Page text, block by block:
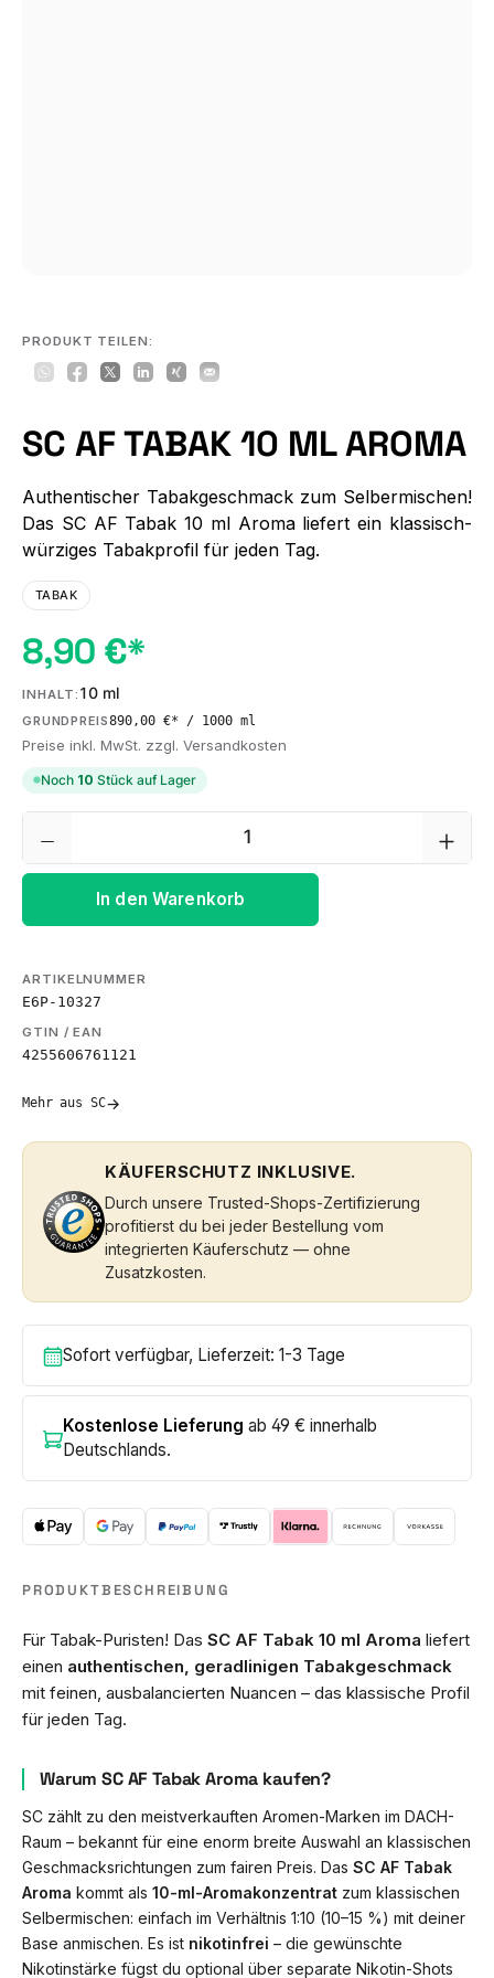
PRODUKT TEILEN:
SC AF TABAK 10 ML AROMA
Authentischer Tabakgeschmack zum Selbermischen!
Das SC AF Tabak 10 ml Aroma liefert ein klassisch-
würziges Tabakprofil für jeden Tag.
TABAK
8,90 €*
INHALT: 10 ml
GRUNDPREIS890,00 €* / 1000 ml
Preise inkl. MwSt. zzgl. Versandkosten
Noch 10 Stück auf Lager
Produkt Anzahl: Gib den
In den Warenkorb
ARTIKELNUMMER
E6P-10327
GTIN / EAN
4255606761121
Mehr aus SC→
KÄUFERSCHUTZ INKLUSIVE.
Durch unsere Trusted-Shops-Zertifizierung
profitierst du bei jeder Bestellung vom
integrierten Käuferschutz — ohne
Zusatzkosten.
Sofort verfügbar, Lieferzeit: 1-3 Tage
Kostenlose Lieferung ab 49 € innerhalb
Deutschlands.
PRODUKTBESCHREIBUNG
Für Tabak-Puristen! Das SC AF Tabak 10 ml Aroma liefert
einen authentischen, geradlinigen Tabakgeschmack
mit feinen, ausbalancierten Nuancen – das klassische Profil
für jeden Tag.
Warum SC AF Tabak Aroma kaufen?
SC zählt zu den meistverkauften Aromen-Marken im DACH-
Raum – bekannt für eine enorm breite Auswahl an klassischen
Geschmacksrichtungen zum fairen Preis. Das SC AF Tabak
Aroma kommt als 10-ml-Aromakonzentrat zum klassischen
Selbermischen: einfach im Verhältnis 1:10 (10–15 %) mit deiner
Base anmischen. Es ist nikotinfrei – die gewünschte
Nikotinstärke fügst du optional über separate Nikotin-Shots